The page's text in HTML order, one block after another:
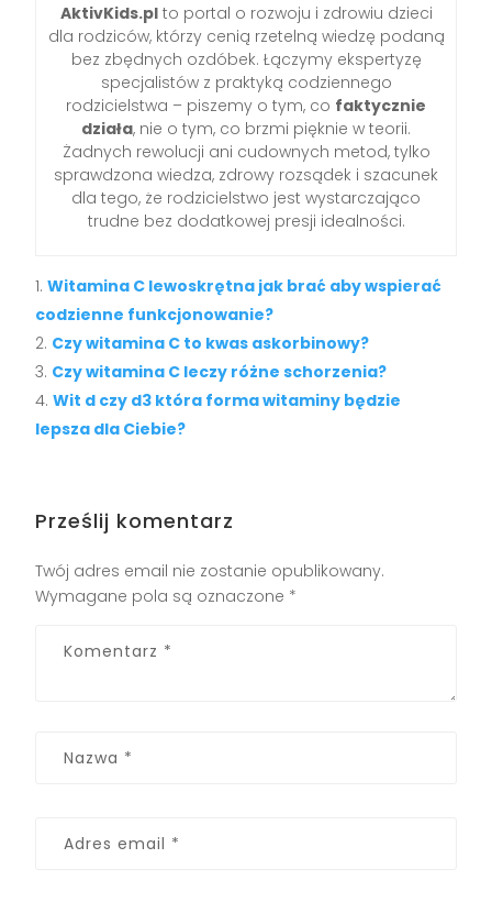
AktivKids.plto portal o rozwoju i zdrowiu dzieci
dla rodziców, którzy cenią rzetelną wiedzę podaną
bez zbędnych ozdóbek. Łączymy ekspertyzę
specjalistów z praktyką codziennego
rodzicielstwa – piszemy o tym, co faktycznie
działa, nie o tym, co brzmi pięknie w teorii.
Żadnych rewolucji ani cudownych metod, tylko
sprawdzona wiedza, zdrowy rozsądek i szacunek
dla tego, że rodzicielstwo jest wystarczająco
trudne bez dodatkowej presji idealności.
Witamina C lewoskrętna jak brać aby wspierać
codzienne funkcjonowanie?
Czy witamina C to kwas askorbinowy?
Czy witamina C leczy różne schorzenia?
Wit d czy d3 która forma witaminy będzie
lepsza dla Ciebie?
Prześlij komentarz
Twój adres email nie zostanie opublikowany.
Wymagane pola są oznaczone *